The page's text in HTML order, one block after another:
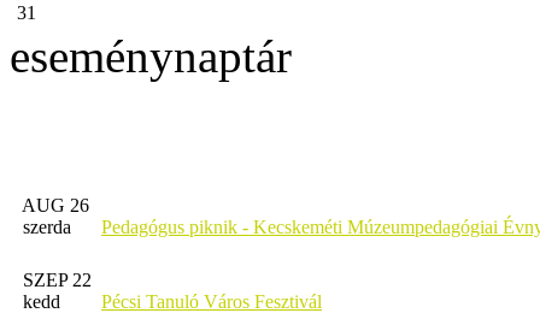
31
eseménynaptár
AUG 26
szerda
Pedagógus piknik - Kecskeméti Múzeumpedagógiai
SZEP 22
kedd
Pécsi Tanuló Város Fesztivál